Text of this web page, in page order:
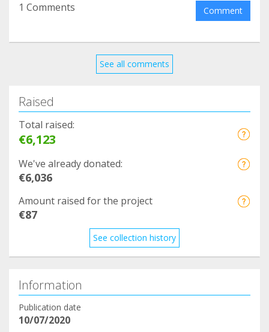
1 Comments Comment
See all comments
Raised
Total raised:
€6,123
We've already donated:
€6,036
Amount raised for the project
€87
See collection history
Information
Publication date
10/07/2020